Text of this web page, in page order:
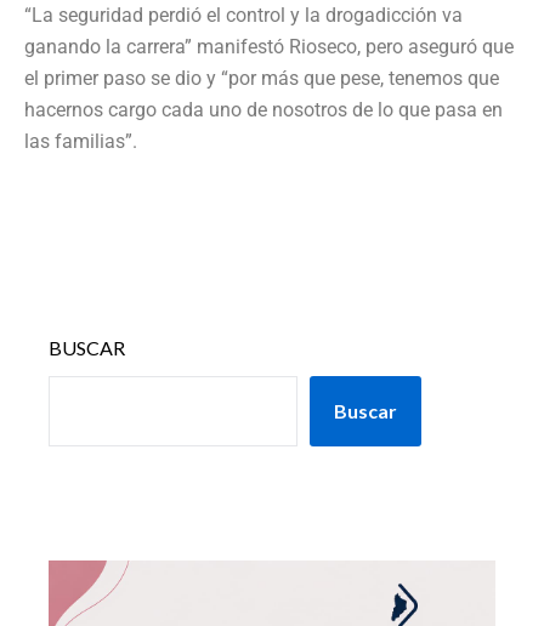
“La seguridad perdió el control y la drogadicción va
ganando la carrera” manifestó Rioseco, pero aseguró que
el primer paso se dio y “por más que pese, tenemos que
hacernos cargo cada uno de nosotros de lo que pasa en
las familias”.
BUSCAR
Buscar